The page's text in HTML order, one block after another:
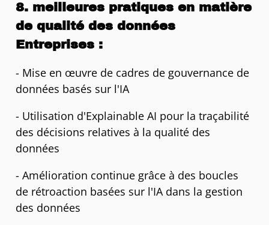
8. meilleures pratiques en matière
de qualité des données
Entreprises :
- Mise en œuvre de cadres de gouvernance de
données basés sur l'IA
- Utilisation d'Explainable AI pour la traçabilité
des décisions relatives à la qualité des
données
- Amélioration continue grâce à des boucles
de rétroaction basées sur l'IA dans la gestion
des données